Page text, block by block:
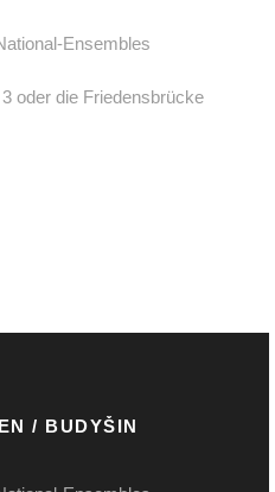
Ensembles
oder die Friedensbrücke
/ BUDYŠIN